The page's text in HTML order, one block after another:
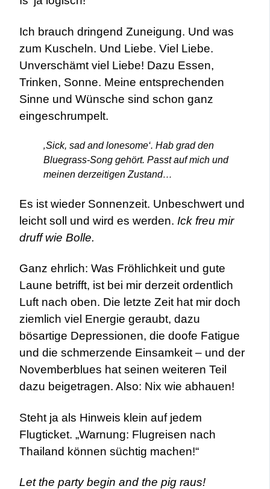
Ich brauch dringend Zuneigung. Und was
zum Kuscheln. Und Liebe. Viel Liebe.
Unverschämt viel Liebe! Dazu Essen,
Trinken, Sonne. Meine entsprechenden
Sinne und Wünsche sind schon ganz
eingeschrumpelt.
‚Sick, sad and lonesome‘. Hab grad den
Bluegrass-Song gehört. Passt auf mich und
meinen derzeitigen Zustand…
Es ist wieder Sonnenzeit. Unbeschwert und
leicht soll und wird es werden. Ick freu mir
druff wie Bolle.
Ganz ehrlich: Was Fröhlichkeit und gute
Laune betrifft, ist bei mir derzeit ordentlich
Luft nach oben. Die letzte Zeit hat mir doch
ziemlich viel Energie geraubt, dazu
bösartige Depressionen, die doofe Fatigue
und die schmerzende Einsamkeit – und der
Novemberblues hat seinen weiteren Teil
dazu beigetragen. Also: Nix wie abhauen!
Steht ja als Hinweis klein auf jedem
Flugticket. „Warnung: Flugreisen nach
Thailand können süchtig machen!“
Let the party begin and the pig raus!